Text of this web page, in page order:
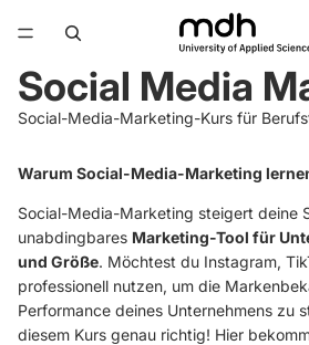
Social Media
Social-Media-Marketing-Kurs für
Warum Social-Media-Marketing
Social-Media-Marketing steigert deine
unabdingbares Marketing-Tool für
und Größe. Möchtest du Instagram,
professionell nutzen, um die
Performance deines Unternehmens zu
diesem Kurs genau richtig! Hier